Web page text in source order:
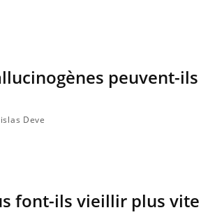
peuvent-
Deve
font-ils vieillir plus vite
Toujours connectés :
comment le travail